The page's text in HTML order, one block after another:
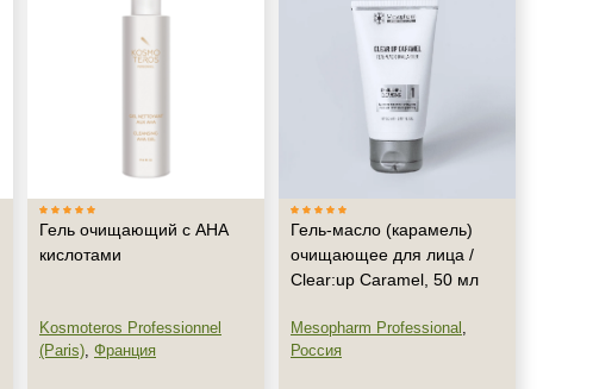
Гель очищающий с АНА
кислотами
Kosmoteros Professionnel
(Paris), Франция
Гель-масло (карамель)
очищающее для лица /
Clear:up Caramel, 50 мл
Mesopharm Professional ,
Россия